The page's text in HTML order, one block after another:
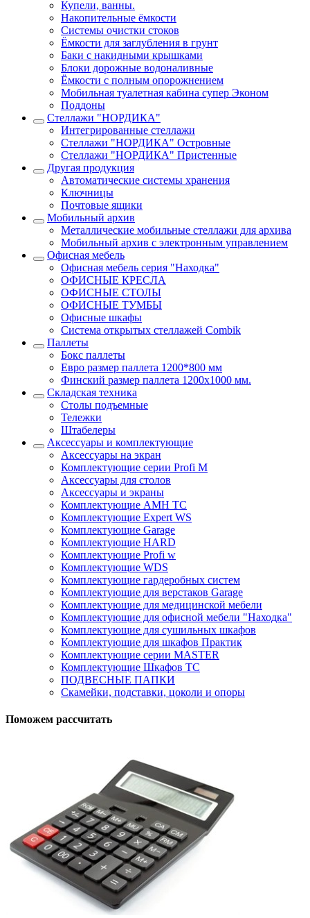
Купели, ванны.
Накопительные ёмкости
Системы очистки стоков
Ёмкости для заглубления в грунт
Баки с накидными крышками
Блоки дорожные водоналивные
Ёмкости с полным опорожнением
Мобильная туалетная кабина супер Эконом
Поддоны
Стеллажи "НОРДИКА"
Интегрированные стеллажи
Стеллажи "НОРДИКА" Островные
Стеллажи "НОРДИКА" Пристенные
Другая продукция
Автоматические системы хранения
Ключницы
Почтовые ящики
Мобильный архив
Металлические мобильные стеллажи для архива
Мобильный архив с электронным управлением
Офисная мебель
Офисная мебель серия "Находка"
ОФИСНЫЕ КРЕСЛА
ОФИСНЫЕ СТОЛЫ
ОФИСНЫЕ ТУМБЫ
Офисные шкафы
Система открытых стеллажей Combik
Паллеты
Бокс паллеты
Евро размер паллета 1200*800 мм
Финский размер паллета 1200х1000 мм.
Складская техника
Столы подъемные
Тележки
Штабелеры
Аксессуары и комплектующие
Аксессуары на экран
Комплектующие серии Profi M
Аксессуары для столов
Аксессуары и экраны
Комплектующие AMH TC
Комплектующие Expert WS
Комплектующие Garage
Комплектующие HARD
Комплектующие Profi w
Комплектующие WDS
Комплектующие гардеробных систем
Комплектующие для верстаков Garage
Комплектующие для медицинской мебели
Комплектующие для офисной мебели "Находка"
Комплектующие для сушильных шкафов
Комплектующие для шкафов Практик
Комплектующие серии MASTER
Комплектующие Шкафов ТС
ПОДВЕСНЫЕ ПАПКИ
Скамейки, подставки, цоколи и опоры
Поможем рассчитать